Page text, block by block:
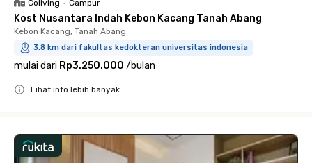
Coliving • Campur
Kost Nusantara Indah Kebon Kacang Tanah Abang
Kebon Kacang, Tanah Abang
3.8 km dari fakultas kedokteran universitas indonesia
mulai dari Rp3.250.000 /bulan
Lihat info lebih banyak